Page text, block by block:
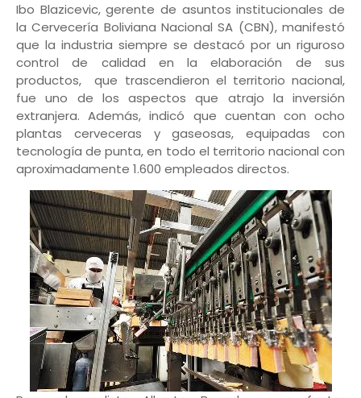
Ibo Blazicevic, gerente de asuntos institucionales de
la Cervecería Boliviana Nacional SA (CBN), manifestó
que la industria siempre se destacó por un riguroso
control de calidad en la elaboración de sus
productos, que trascendieron el territorio nacional,
fue uno de los aspectos que atrajo la inversión
extranjera. Además, indicó que cuentan con ocho
plantas cerveceras y gaseosas, equipadas con
tecnología de punta, en todo el territorio nacional con
aproximadamente 1.600 empleados directos.